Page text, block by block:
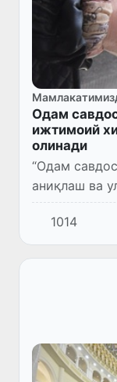
Одам
ижтимоий
олинади
“Одам
аниқлаш ва
қилиш
қаратилган
1014